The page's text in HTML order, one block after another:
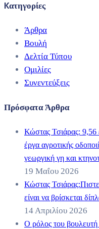
Kατηγορίες
Άρθρα
Βουλή
Δελτία Τύπου
Ομιλίες
Συνεντεύξεις
Πρόσφατα Άρθρα
Κώστας Τσιάρας: 9,56
έργα αγροτικής
γεωργική γη και
19 Μαΐου 2026
Κώστας
είναι να βρίσκεται
14 Απριλίου 2026
Ο ρόλος του βουλευτή